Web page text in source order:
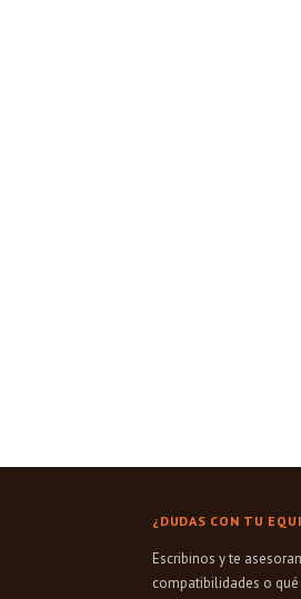
¿DUDAS CON TU
Escribinos y te
compatibilidades o